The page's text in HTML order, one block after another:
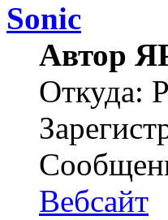
Sonic
Автор
Откуда:
Вебсайт